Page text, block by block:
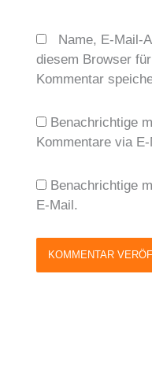
Name, E-Mail-
diesem Browser
Kommentar
Benachrichtige
Kommentare via E-
Benachrichtige
E-Mail.